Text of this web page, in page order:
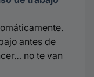
antes de
no te van